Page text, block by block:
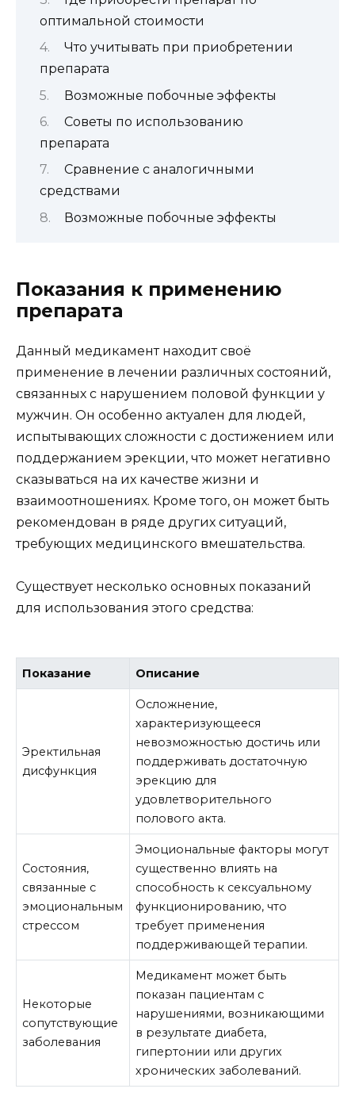
оптимальной стоимости
Что учитывать при приобретении
препарата
Возможные побочные эффекты
Советы по использованию
препарата
Сравнение с аналогичными
средствами
Возможные побочные эффекты
Показания к применению
препарата
Данный медикамент находит своё
применение в лечении различных состояний,
связанных с нарушением половой функции у
мужчин. Он особенно актуален для людей,
испытывающих сложности с достижением или
поддержанием эрекции, что может негативно
сказываться на их качестве жизни и
взаимоотношениях. Кроме того, он может быть
рекомендован в ряде других ситуаций,
требующих медицинского вмешательства.
Существует несколько основных показаний
для использования этого средства:
Показание Описание
Эректильная
дисфункция
Осложнение,
характеризующееся
невозможностью достичь или
поддерживать достаточную
эрекцию для
удовлетворительного
полового акта.
Состояния,
связанные с
эмоциональным
стрессом
Эмоциональные факторы могут
существенно влиять на
способность к сексуальному
функционированию, что
требует применения
поддерживающей терапии.
Некоторые
сопутствующие
заболевания
Медикамент может быть
показан пациентам с
нарушениями, возникающими
в результате диабета,
гипертонии или других
хронических заболеваний.